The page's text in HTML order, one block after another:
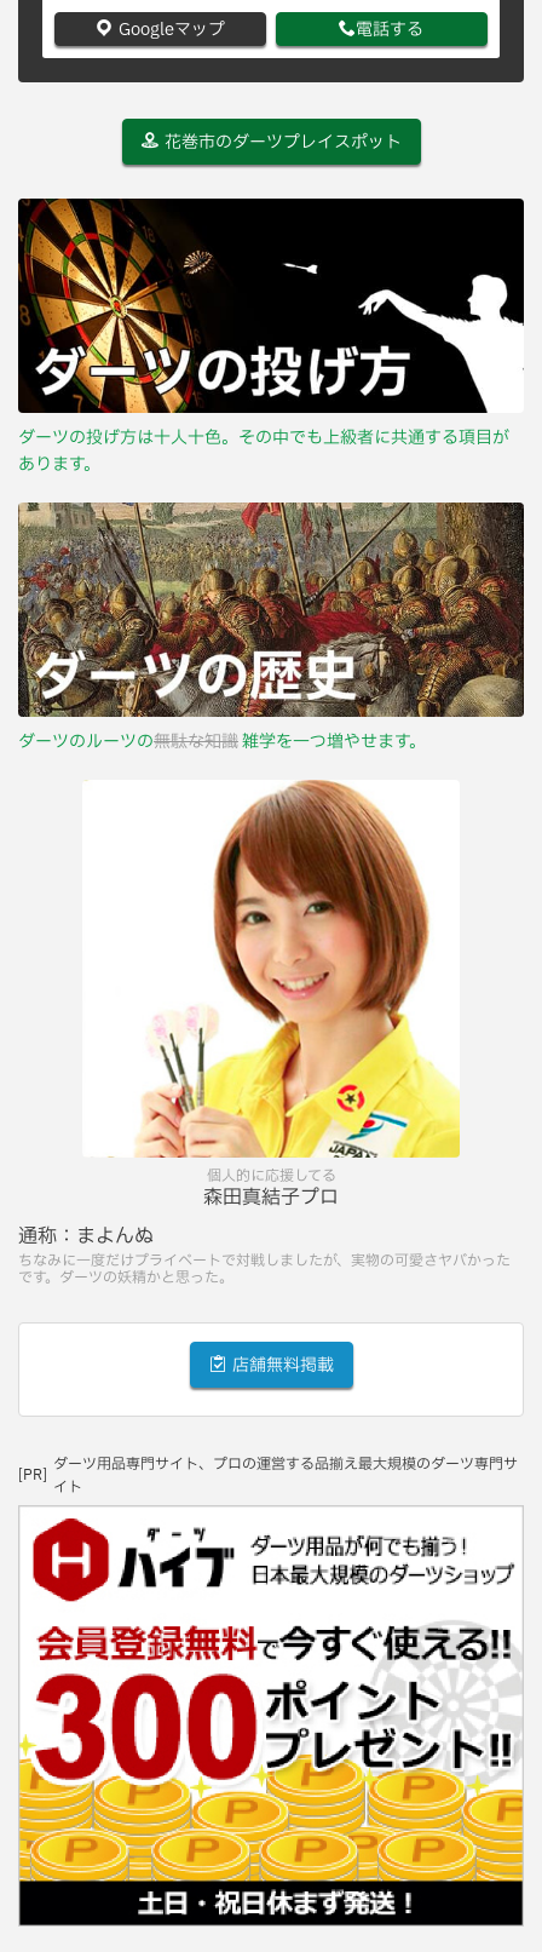
Googleマップ 電話する
花巻市のダーツプレイスポット
ダーツの投げ方は十人十色。その中でも上級者に共通する項目が
あります。
ダーツのルーツの無駄な知識雑学を一つ増やせます。
個人的に応援してる
森田真結子プロ
通称： まよんぬ
ちなみに一度だけプライベートで対戦しましたが、実物の可愛さヤバかった
です。ダーツの妖精かと思った。
店舗無料掲載
[PR]
ダーツ用品専門サイト、プロの運営する品揃え最大規模のダーツ専門サ
イト